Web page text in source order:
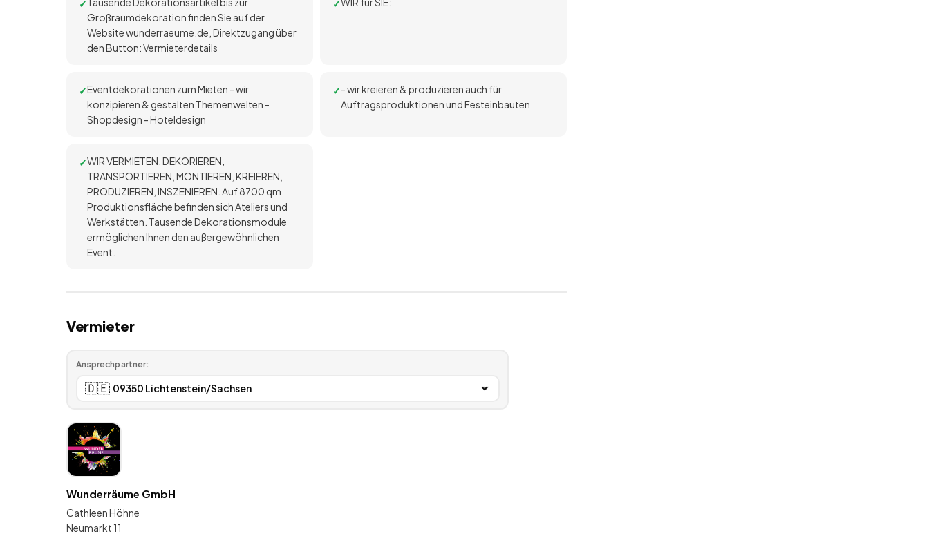
Großraumdekoration finden Sie auf der
Website wunderraeume.de, Direktzugang über
den Button: Vermieterdetails
Eventdekorationen zum Mieten - wir
konzipieren & gestalten Themenwelten -
Shopdesign - Hoteldesign
- wir kreieren & produzieren auch für
Auftragsproduktionen und Festeinbauten
WIR VERMIETEN, DEKORIEREN,
TRANSPORTIEREN, MONTIEREN, KREIEREN,
PRODUZIEREN, INSZENIEREN. Auf 8700 qm
Produktionsfläche befinden sich Ateliers und
Werkstätten. Tausende Dekorationsmodule
ermöglichen Ihnen den außergewöhnlichen
Event.
Vermieter
Ansprechpartner:
🇩🇪
Wunderräume GmbH
Cathleen Höhne
Neumarkt 11